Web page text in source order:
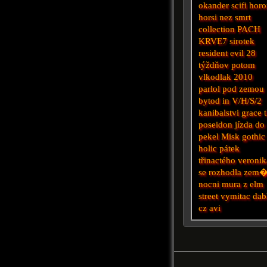
okander scifi
horsi nez smrt
collection PACH
KRVE7 sirotek
resident evil 28
týždňov potom
vlkodlak 2010
parlol pod zemou
bytod in V/H/S/2
kanibalstvi grace
poseidon jízda do
pekel Misk gothic
holic pátek
třinactého
se rozhodla
nocni mura z elm
street vymitac
cz avi